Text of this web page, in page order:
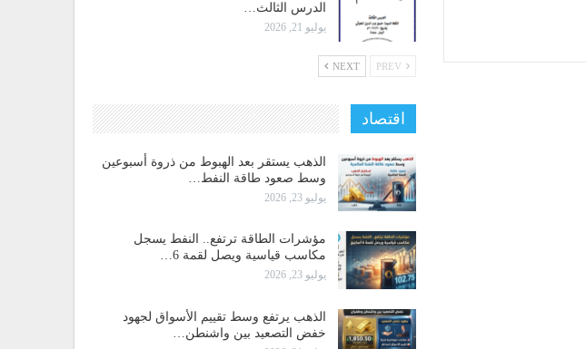
الدرس الثالث…
يوليو 21, 2026
NEXT
اقتصاد
الذهب يستقر بعد الهبوط من ذروة أسبوعين
وسط صعود طاقة النفط…
يوليو 23, 2026
مؤشرات الطاقة ترتفع.. النفط يسجل
مكاسب قياسية ويصل لقمة 6…
يوليو 23, 2026
الذهب يرتفع وسط تقييم الأسواق لجهود
خفض التصعيد بين واشنطن…